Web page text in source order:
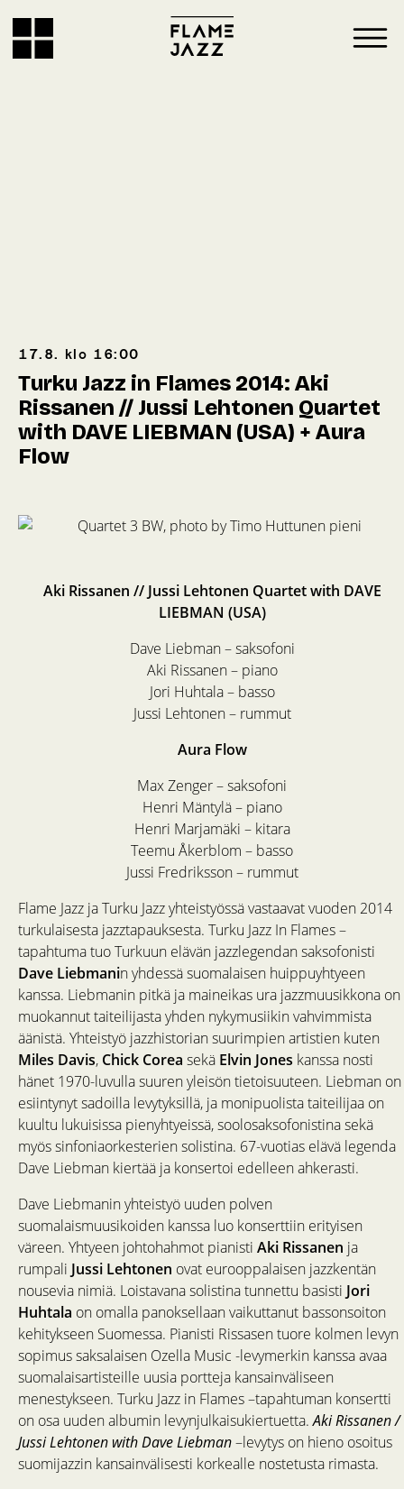
17.8. klo 16:00
Turku Jazz in Flames 2014: Aki
Rissanen // Jussi Lehtonen Quartet
with DAVE LIEBMAN (USA) + Aura
Flow
Aki Rissanen // Jussi Lehtonen Quartet with DAVE
LIEBMAN (USA)
Dave Liebman – saksofoni
Aki Rissanen – piano
Jori Huhtala – basso
Jussi Lehtonen – rummut
Aura Flow
Max Zenger – saksofoni
Henri Mäntylä – piano
Henri Marjamäki – kitara
Teemu Åkerblom – basso
Jussi Fredriksson – rummut
Flame Jazz ja Turku Jazz yhteistyössä vastaavat vuoden 2014
turkulaisesta jazztapauksesta. Turku Jazz In Flames –
tapahtuma tuo Turkuun elävän jazzlegendan saksofonisti
Dave Liebmanin yhdessä suomalaisen huippuyhtyeen
kanssa. Liebmanin pitkä ja maineikas ura jazzmuusikkona on
muokannut taiteilijasta yhden nykymusiikin vahvimmista
äänistä. Yhteistyö jazzhistorian suurimpien artistien kuten
Miles Davis, Chick Corea sekä Elvin Jones kanssa nosti
hänet 1970-luvulla suuren yleisön tietoisuuteen. Liebman on
esiintynyt sadoilla levytyksillä, ja monipuolista taiteilijaa on
kuultu lukuisissa pienyhtyeissä, soolosaksofonistina sekä
myös sinfoniaorkesterien solistina. 67-vuotias elävä legenda
Dave Liebman kiertää ja konsertoi edelleen ahkerasti.
Dave Liebmanin yhteistyö uuden polven
suomalaismuusikoiden kanssa luo konserttiin erityisen
väreen. Yhtyeen johtohahmot pianisti Aki Rissanen ja
rumpali Jussi Lehtonen ovat eurooppalaisen jazzkentän
nousevia nimiä. Loistavana solistina tunnettu basisti Jori
Huhtala on omalla panoksellaan vaikuttanut bassonsoiton
kehitykseen Suomessa. Pianisti Rissasen tuore kolmen levyn
sopimus saksalaisen Ozella Music -levymerkin kanssa avaa
suomalaisartisteille uusia portteja kansainväliseen
menestykseen. Turku Jazz in Flames –tapahtuman konsertti
on osa uuden albumin levynjulkaisukiertuetta.Aki Rissanen /
Jussi Lehtonen with Dave Liebman–levytys on hieno osoitus
suomijazzin kansainvälisesti korkealle nostetusta rimasta.